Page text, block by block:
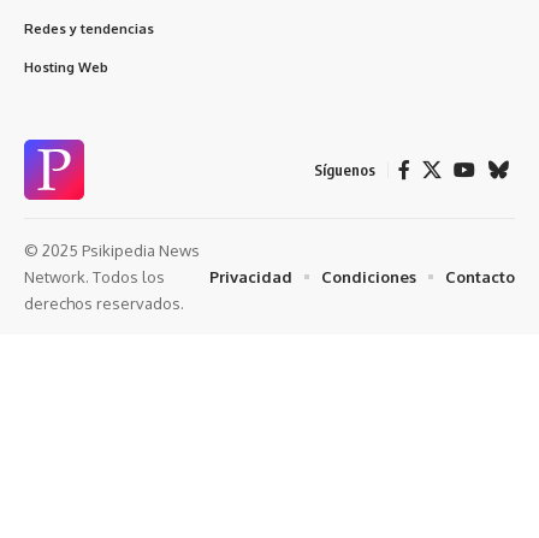
Redes y tendencias
Hosting Web
Síguenos
© 2025 Psikipedia News
Network. Todos los
derechos reservados.
Privacidad Condiciones Contacto